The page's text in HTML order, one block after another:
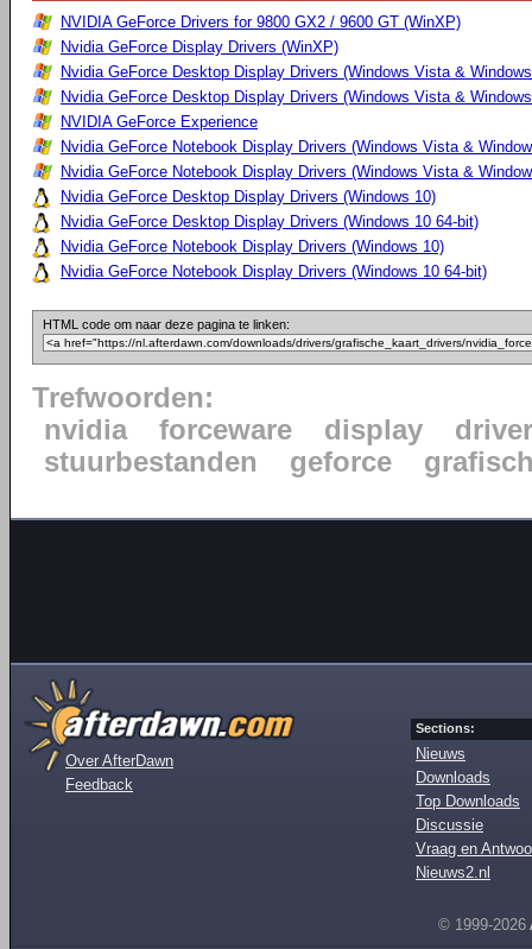
NVIDIA GeForce Drivers for 9800 GX2 / 9600 GT (WinXP)
Nvidia GeForce Display Drivers (WinXP)
Nvidia GeForce Desktop Display Drivers (Windows Vista &
Nvidia GeForce Desktop Display Drivers (Windows Vista &
NVIDIA GeForce Experience
Nvidia GeForce Notebook Display Drivers (Windows Vista &
Nvidia GeForce Notebook Display Drivers (Windows Vista &
Nvidia GeForce Desktop Display Drivers (Windows 10)
Nvidia GeForce Desktop Display Drivers (Windows 10 64-bit)
Nvidia GeForce Notebook Display Drivers (Windows 10)
Nvidia GeForce Notebook Display Drivers (Windows 10 64-bit)
HTML code om naar deze pagina te linken:
Trefwoorden:
nvidia
forceware display
driver
stuurbestanden
geforce
Over AfterDawn
Feedback
Sections:
Nieuws
Downloads
Top Downloads
Discussie
Vraag en
Nieuws2.nl
© 1999-2026